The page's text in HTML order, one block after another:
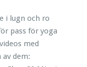
i lugn och ro
pass för yoga
med
dem: